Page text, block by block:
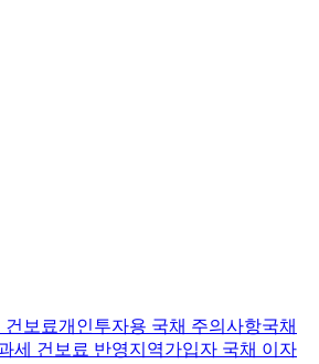
건보료개인투자용 국채 주의사항국채
세 건보료 반영지역가입자 국채 이자